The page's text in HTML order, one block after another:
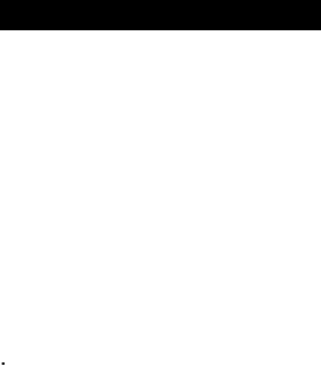
.